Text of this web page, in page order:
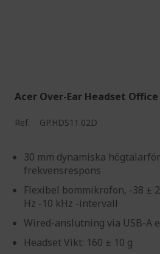
Acer Over-Ear Headset Office
Ref. GP.HDS11.02D
30 mm dynamiska
frekvensrespons
Flexibel bommikrofon, -38 ±
Hz -10 kHz -intervall
Wired-anslutning via USB-A
Headset Vikt: 160 ± 10 g